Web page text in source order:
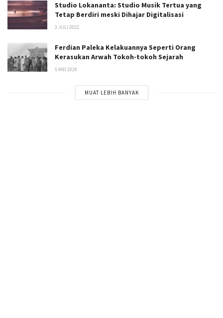
Studio Lokananta: Studio Musik Tertua yang
Tetap Berdiri meski Dihajar Digitalisasi
3 JULI 2022
Ferdian Paleka Kelakuannya Seperti Orang
Kerasukan Arwah Tokoh-tokoh Sejarah
5 MEI 2020
MUAT LEBIH BANYAK